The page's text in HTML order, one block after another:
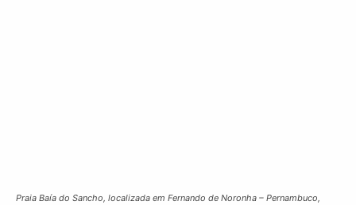
Praia Baía do Sancho, localizada em Fernando de Noronha – Pernambuco,